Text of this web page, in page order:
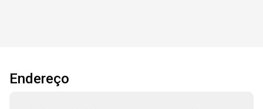
15:30
Endereço